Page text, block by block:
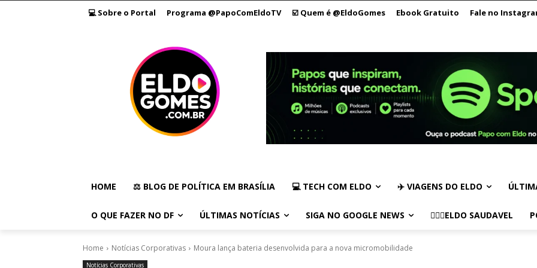
💻 Sobre o Portal Programa @PapoComEldoTV ☑️ Quem é @EldoGomes Ebook Gratuito Fale no
HOME ⚖️ BLOG DE POLÍTICA EM BRASÍLIA 💻 TECH COM ELDO ✈️ VIAGENS DO ELDO
O QUE FAZER NO DF ÚLTIMAS NOTÍCIAS SIGA NO GOOGLE NEWS 🏃🏻‍♂️ELDO SAUDAVEL
Home Notícias Corporativas Moura lança bateria desenvolvida para a nova micromobilidade
Notícias Corporativas